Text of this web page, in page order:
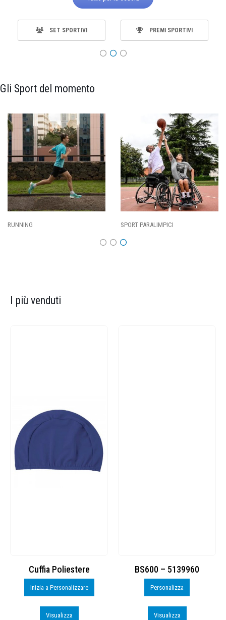
SET SPORTIVI PREMI SPORTIVI
Gli Sport del momento
SPORT PARALIMPICI CALCIO
I più venduti
Cuffia Poliestere
Inizia a Personalizzare
Visualizza
BS600 – 5139960
Personalizza
Visualizza